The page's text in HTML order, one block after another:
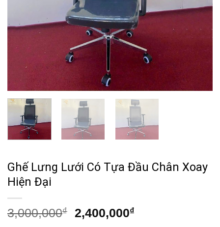
Ghế Lưng Lưới Có Tựa Đầu Chân Xoay
Hiện Đại
3,000,000₫
Giá
2,400,000₫Giá